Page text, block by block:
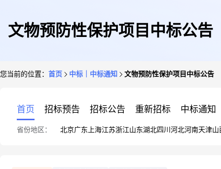
文物预防性保护项目中标公告
您当前的位置： 首页 中标｜中标通知 文物预防性保护项目中标公告
首页 招标预告 招标公告 重新招标 中标通知
省份地区： 北京广东 上海江苏浙江山东湖北四川 河北河南天津山